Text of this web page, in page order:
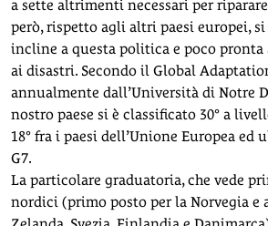
a sette altrimenti necessari per
però, rispetto agli altri paesi europei,
incline a questa politica e poco pronta
ai disastri. Secondo il Global
annualmente dall’Università di Notre
nostro paese si è classificato 30° a
18° fra i paesi dell’Unione Europea
G7.
La particolare graduatoria, che vede
nordici (primo posto per la Norvegia e